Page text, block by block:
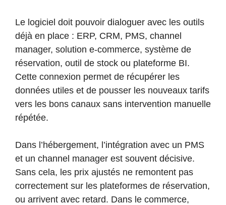
Le logiciel doit pouvoir dialoguer avec les outils
déjà en place : ERP, CRM, PMS, channel
manager, solution e-commerce, système de
réservation, outil de stock ou plateforme BI.
Cette connexion permet de récupérer les
données utiles et de pousser les nouveaux tarifs
vers les bons canaux sans intervention manuelle
répétée.
Dans l’hébergement, l’intégration avec un PMS
et un channel manager est souvent décisive.
Sans cela, les prix ajustés ne remontent pas
correctement sur les plateformes de réservation,
ou arrivent avec retard. Dans le commerce,